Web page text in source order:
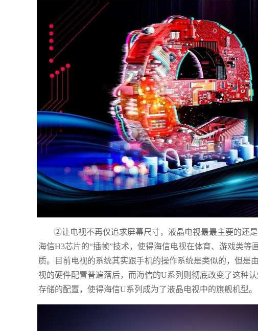
②让电视不再仅追求屏幕尺寸，液晶电视最最主要的还
海信H3芯片的“插帧”技术，使得海信电视在体育、游戏类
质。目前电视的系统其实跟手机的操作系统是类似的，但是
视的硬件配置普遍落后，而海信的U系列则彻底改变了这种
存储的配置，使得海信U系列成为了液晶电视中的旗舰机型。